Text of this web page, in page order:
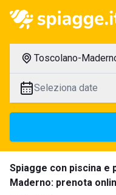
Toscolano-
Seleziona date
Spiagge con piscina e
Maderno: prenota